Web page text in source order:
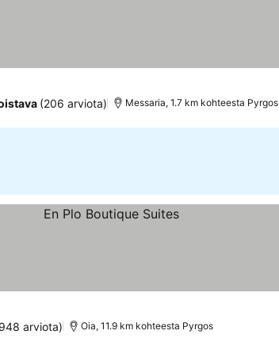
(206 arviota) Messaria, 1.7 km kohteesta Pyrgos
arviota) Oia, 11.9 km kohteesta Pyrgos